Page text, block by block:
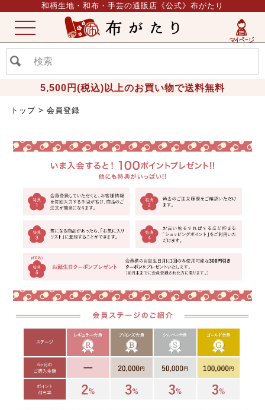
和柄生地・和布・手芸の通販店《公式》布がたり
5,500円(税込)以上のお買い物で送料無料
ME
NU
トップ 会員登録